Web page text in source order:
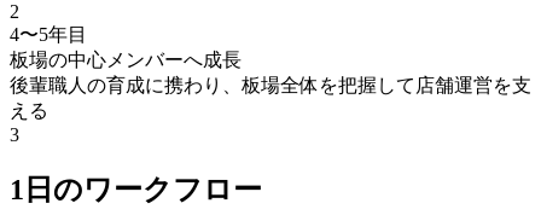
2
4〜5年目
板場の中心メンバーへ成長
後輩職人の育成に携わり、板場全体を把握して店舗運営を支
える
3
1日のワークフロー